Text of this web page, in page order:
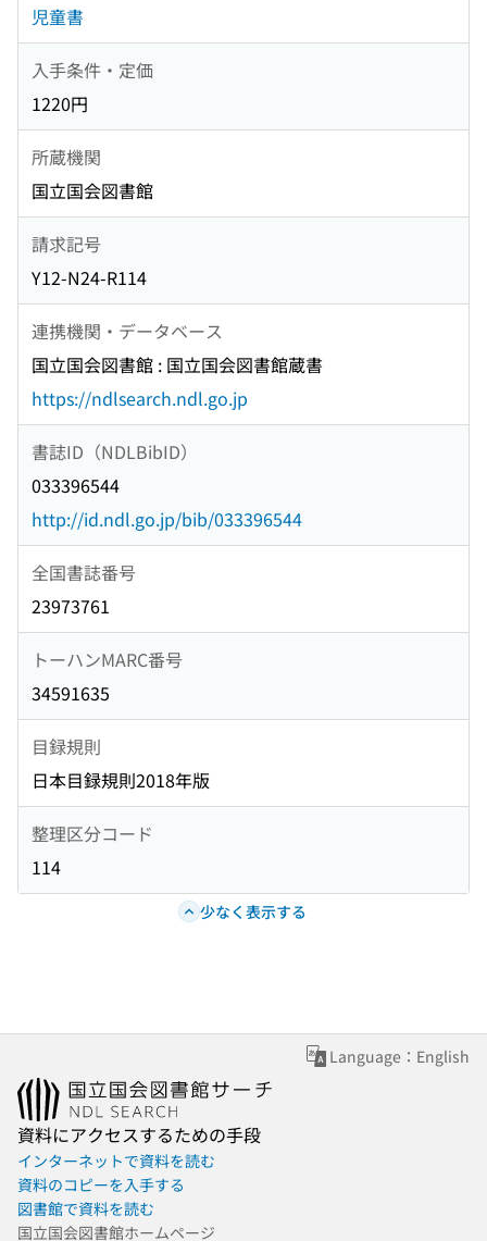
児童書
入手条件・定価
1220円
所蔵機関
国立国会図書館
請求記号
Y12-N24-R114
連携機関・データベース
国立国会図書館 : 国立国会図書館蔵書
https://ndlsearch.ndl.go.jp
書誌ID（NDLBibID）
033396544
http://id.ndl.go.jp/bib/033396544
全国書誌番号
23973761
トーハンMARC番号
34591635
目録規則
日本目録規則2018年版
整理区分コード
114
少なく表示する
Language：English
資料にアクセスするための手段
インターネットで資料を読む
資料のコピーを入手する
図書館で資料を読む
国立国会図書館ホームページ